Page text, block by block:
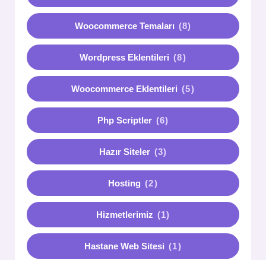
Woocommerce Temaları (8)
Wordpress Eklentileri (8)
Woocommerce Eklentileri (5)
Php Scriptler (6)
Hazır Siteler (3)
Hosting (2)
Hizmetlerimiz (1)
Hastane Web Sitesi (1)